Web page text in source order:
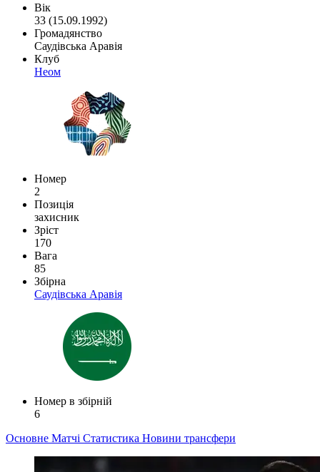
Вік
33 (15.09.1992)
Громадянство
Саудівська Аравія
Клуб
Неом
Номер
2
Позиція
захисник
Зріст
170
Вага
85
Збірна
Саудівська Аравія
Номер в збірній
6
Основне Матчі Статистика Новини трансфери